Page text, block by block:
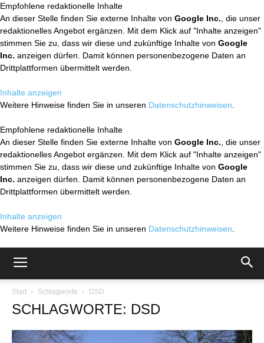
Empfohlene redaktionelle Inhalte
An dieser Stelle finden Sie externe Inhalte von Google Inc. , die unser
redaktionelles Angebot ergänzen. Mit dem Klick auf "Inhalte anzeigen"
stimmen Sie zu, dass wir diese und zukünftige Inhalte von Google
Inc. anzeigen dürfen. Damit können personenbezogene Daten an
Drittplattformen übermittelt werden.
Inhalte anzeigen
Weitere Hinweise finden Sie in unseren Datenschutzhinweisen
Empfohlene redaktionelle Inhalte
An dieser Stelle finden Sie externe Inhalte von Google Inc. , die unser
redaktionelles Angebot ergänzen. Mit dem Klick auf "Inhalte anzeigen"
stimmen Sie zu, dass wir diese und zukünftige Inhalte von Google
Inc. anzeigen dürfen. Damit können personenbezogene Daten an
Drittplattformen übermittelt werden.
Inhalte anzeigen
Weitere Hinweise finden Sie in unseren Datenschutzhinweisen
Start Schlagworte DSD
SCHLAGWORTE: DSD